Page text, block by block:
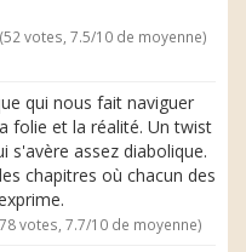
votes, 7.5/10 de moyenne)
qui nous fait naviguer
folie et la réalité. Un twist
s'avère assez diabolique.
chapitres où chacun des
votes, 7.7/10 de moyenne)